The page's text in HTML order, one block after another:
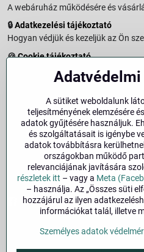
A webáruház működésére és
🔒Adatkezelési tájékoztató
Hogyan védjük és kezeljük az Ön
🍪Cookie tájékoztató
A weboldalon használt sütikről és
Vásárlástól való elállás menete és
Elállás a szerződéstől
Impresszum
Üzemeltetői adatok és jogi
🔐Biztonság
Facebook Instagram
A sütiket weboldalunk
teljesítményének elemzésére
adatok gyűjtésére használjuk.
és szolgáltatásait is igénybe
adatok továbbításra
országokban működő
relevanciájának javítására
részletek itt – vagy a Meta
– használja. Az „Összes süti
hozzájárul az ilyen
információkat talál, illetve
Személyes adatok